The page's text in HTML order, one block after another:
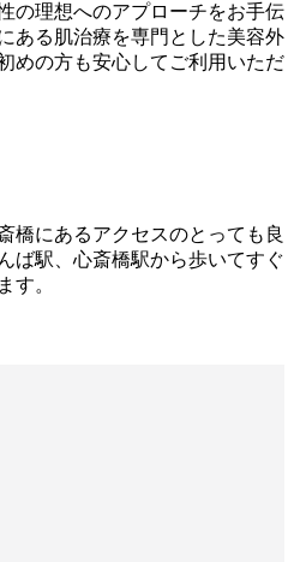
の理想へのアプローチをお手伝
ある肌治療を専門とした美容外
めの方も安心してご利用いただ
橋にあるアクセスのとっても良
ば駅、心斎橋駅から歩いてすぐ
す。